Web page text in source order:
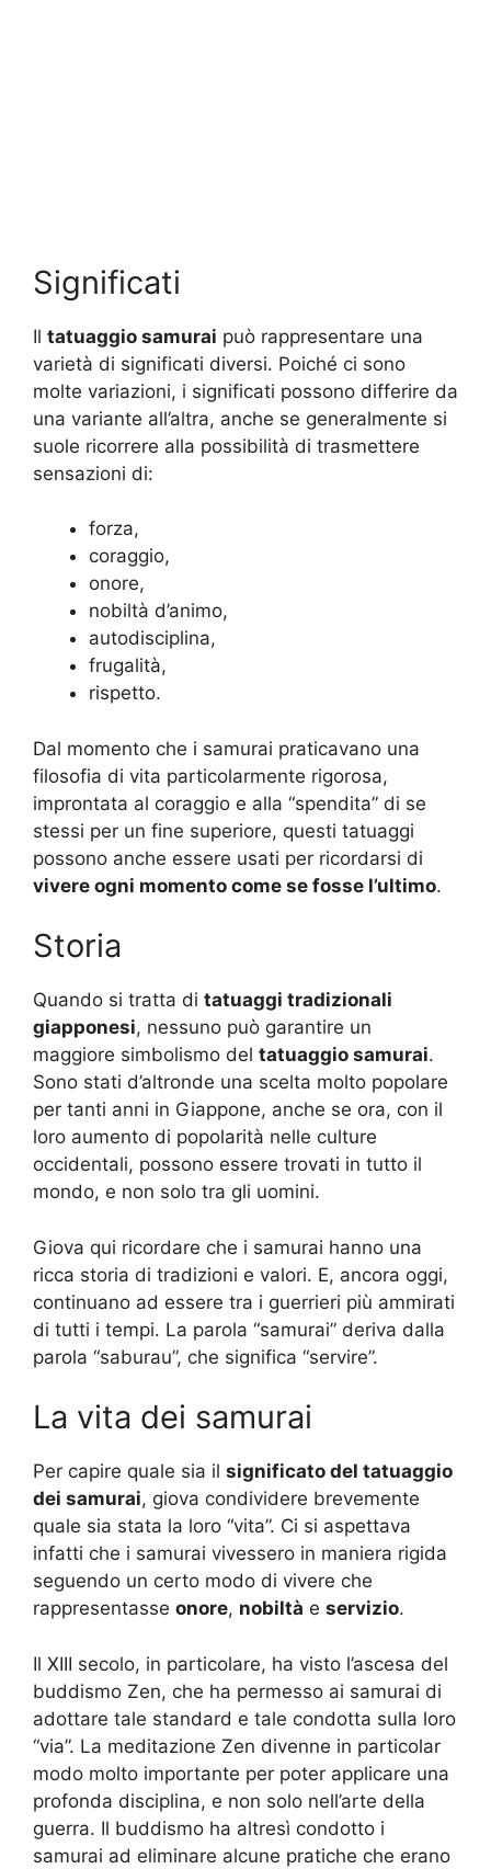
Significati
Il tatuaggio samurai può rappresentare una
varietà di significati diversi. Poiché ci sono
molte variazioni, i significati possono differire da
una variante all’altra, anche se generalmente si
suole ricorrere alla possibilità di trasmettere
sensazioni di:
forza,
coraggio,
onore,
nobiltà d’animo,
autodisciplina,
frugalità,
rispetto.
Dal momento che i samurai praticavano una
filosofia di vita particolarmente rigorosa,
improntata al coraggio e alla “spendita” di se
stessi per un fine superiore, questi tatuaggi
possono anche essere usati per ricordarsi di
vivere ogni momento come se fosse l’ultimo.
Storia
Quando si tratta di tatuaggi tradizionali
giapponesi, nessuno può garantire un
maggiore simbolismo del tatuaggio samurai.
Sono stati d’altronde una scelta molto popolare
per tanti anni in Giappone, anche se ora, con il
loro aumento di popolarità nelle culture
occidentali, possono essere trovati in tutto il
mondo, e non solo tra gli uomini.
Giova qui ricordare che i samurai hanno una
ricca storia di tradizioni e valori. E, ancora oggi,
continuano ad essere tra i guerrieri più ammirati
di tutti i tempi. La parola “samurai” deriva dalla
parola “saburau”, che significa “servire”.
La vita dei samurai
Per capire quale sia il significato del tatuaggio
dei samurai, giova condividere brevemente
quale sia stata la loro “vita”. Ci si aspettava
infatti che i samurai vivessero in maniera rigida
seguendo un certo modo di vivere che
rappresentasse onore, nobiltà e servizio.
Il XIII secolo, in particolare, ha visto l’ascesa del
buddismo Zen, che ha permesso ai samurai di
adottare tale standard e tale condotta sulla loro
“via”. La meditazione Zen divenne in particolar
modo molto importante per poter applicare una
profonda disciplina, e non solo nell’arte della
guerra. Il buddismo ha altresì condotto i
samurai ad eliminare alcune pratiche che erano